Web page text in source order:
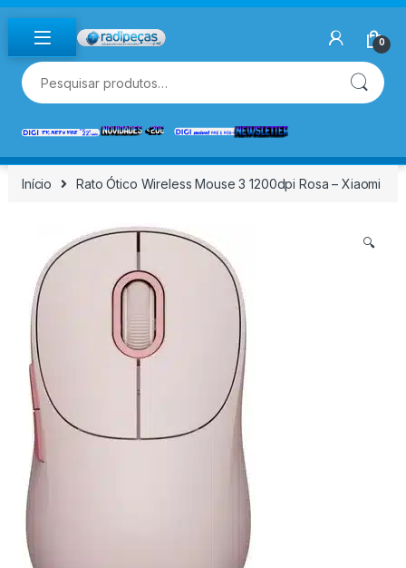
Skip to navigation
Skip to content
0
Pesquisar por:
Início Rato Ótico Wireless Mouse 3 1200dpi Rosa – Xiaomi
🔍